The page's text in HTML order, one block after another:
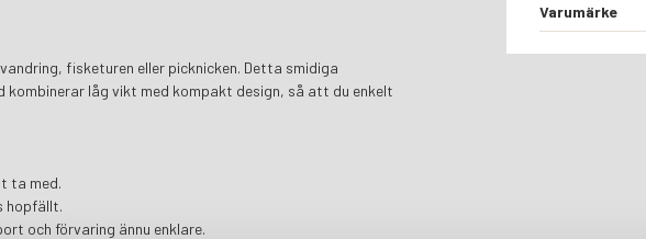
fisketuren eller picknicken. Detta smidiga
låg vikt med kompakt design, så att du enkelt
ta med.
hopfällt.
och förvaring ännu enklare.
Varumärke